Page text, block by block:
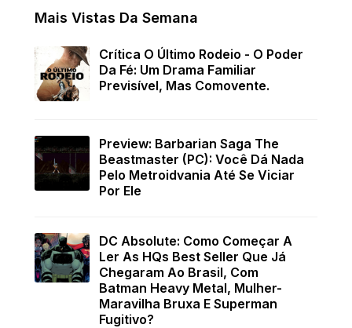
Mais Vistas Da Semana
Crítica O Último Rodeio - O Poder
Da Fé: Um Drama Familiar
Previsível, Mas Comovente.
Preview: Barbarian Saga The
Beastmaster (PC): Você Dá Nada
Pelo Metroidvania Até Se Viciar
Por Ele
DC Absolute: Como Começar A
Ler As HQs Best Seller Que Já
Chegaram Ao Brasil, Com
Batman Heavy Metal, Mulher-
Maravilha Bruxa E Superman
Fugitivo?